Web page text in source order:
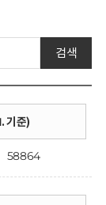
검색
기준)
58864